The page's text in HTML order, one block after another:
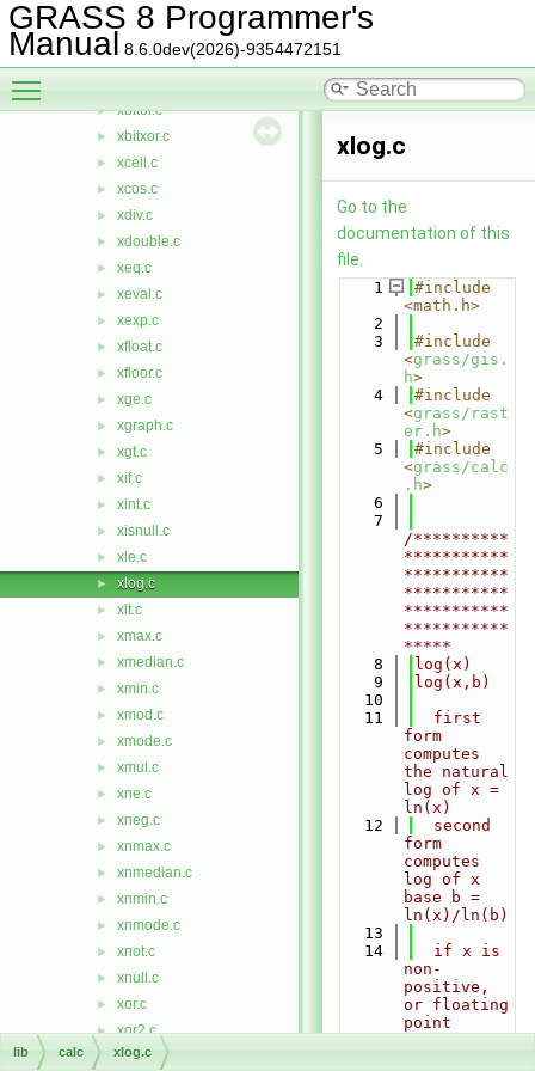
GRASS 8 Programmer's
Manual 8.6.0dev(2026)-9354472151
► xasin.c
► xatan.c
► xbitand.c
► xbitor.c
► xbitxor.c
► xceil.c
► xcos.c
► xdiv.c
► xdouble.c
► xeq.c
► xeval.c
► xexp.c
► xfloat.c
► xfloor.c
► xge.c
► xgraph.c
► xgt.c
► xif.c
► xint.c
► xisnull.c
► xle.c
► xlog.c
► xlt.c
► xmax.c
► xmedian.c
► xmin.c
► xmod.c
► xmode.c
► xmul.c
► xne.c
► xneg.c
► xnmax.c
► xnmedian.c
► xnmin.c
► xnmode.c
► xnot.c
► xnull.c
► xor.c
► xor2.c
► xpow.c
xlog.c
Go to the
documentation of this
file.
    1
#include
<math.h>
    2
    3
#include
<grass/gis.
h>
    4
#include
<grass/rast
er.h>
    5
#include
<grass/calc
.h>
    6
    7
/**********
***********
***********
***********
***********
***********
*****
    8
log(x)
    9
log(x,b)
   10
   11
  first
form
computes
the natural
log of x =
ln(x)
   12
  second
form
computes
log of x
base b =
ln(x)/ln(b)
   13
   14
  if x is
non-
positive,
or floating
point
lib calc xlog.c